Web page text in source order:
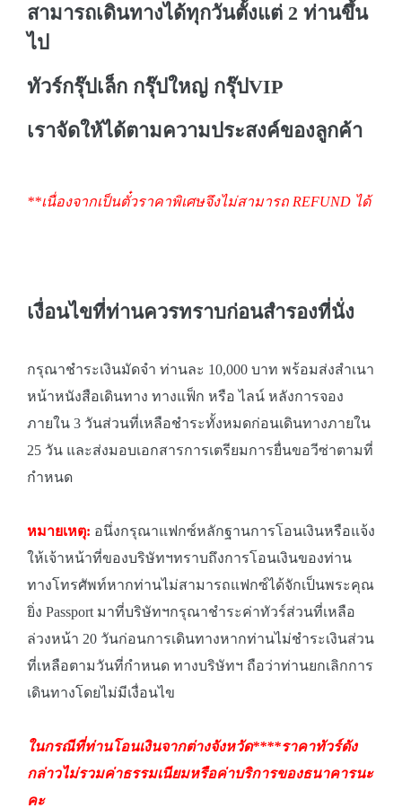
สามารถเดินทางได้ทุกวันตั้งแต่ 2 ท่านขึ้น
ไป
ทัวร์กรุ๊ปเล็ก กรุ๊ปใหญ่ กรุ๊ปVIP
เราจัดให้ได้ตามความประสงค์ของลูกค้า
**เนื่องจากเป็นตั๋วราคาพิเศษจึงไม่สามารถ REFUND ได้
เงื่อนไขที่ท่านควรทราบก่อนสำรองที่นั่ง
กรุณาชำระเงินมัดจำ ท่านละ 10,000 บาท พร้อมส่งสำเนา
หน้าหนังสือเดินทาง ทางแฟ็ก หรือ ไลน์ หลังการจอง
ภายใน 3 วันส่วนที่เหลือชำระทั้งหมดก่อนเดินทางภายใน
25 วัน และส่งมอบเอกสารการเตรียมการยื่นขอวีซ่าตามที่
กำหนด
หมายเหตุ: อนึ่งกรุณาแฟกซ์หลักฐานการโอนเงินหรือแจ้ง
ให้เจ้าหน้าที่ของบริษัทฯทราบถึงการโอนเงินของท่าน
ทางโทรศัพท์หากท่านไม่สามารถแฟกซ์ได้จักเป็นพระคุณ
ยิ่ง Passport มาที่บริษัทฯกรุณาชำระค่าทัวร์ส่วนที่เหลือ
ล่วงหน้า 20 วันก่อนการเดินทางหากท่านไม่ชำระเงินส่วน
ที่เหลือตามวันที่กำหนด ทางบริษัทฯ ถือว่าท่านยกเลิกการ
เดินทางโดยไม่มีเงื่อนไข
ในกรณีที่ท่านโอนเงินจากต่างจังหวัด****ราคาทัวร์ดัง
กล่าวไม่รวมค่าธรรมเนียมหรือค่าบริการของธนาคารนะ
คะ